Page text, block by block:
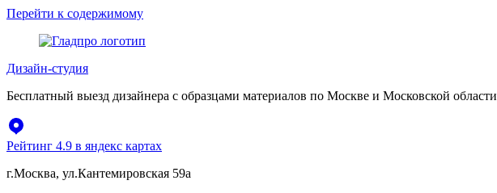
Перейти к содержимому
Дизайн-студия
Бесплатный выезд дизайнера с образцами материалов по Москве и Московской области
Рейтинг 4.9 в яндекс картах
г.Москва, ул.Кантемировская 59а